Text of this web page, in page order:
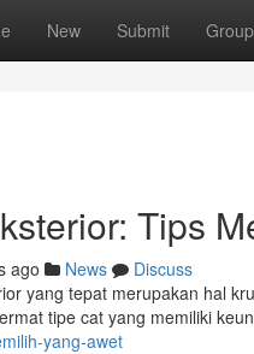
New Submit
Tips
ago News
Discuss
yang tepat merupakan hal
tipe cat yang memiliki
yang-awet